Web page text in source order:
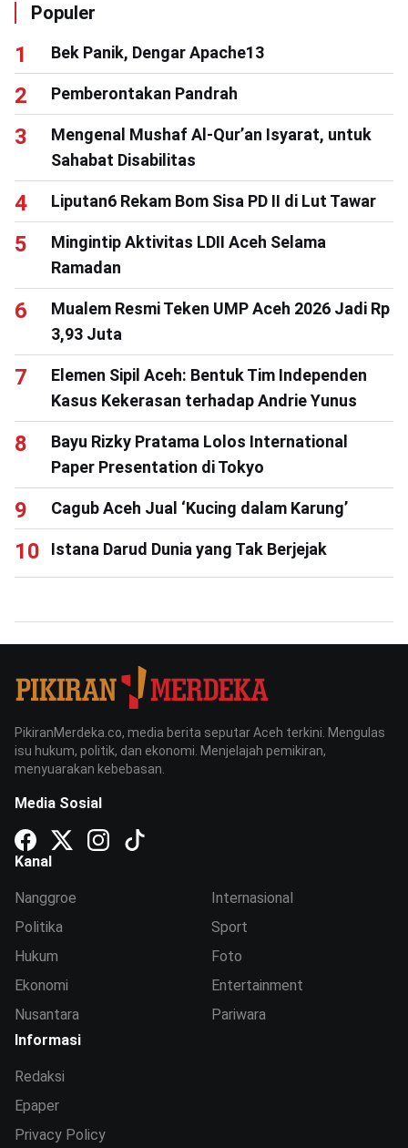
Populer
Bek Panik, Dengar Apache13
Pemberontakan Pandrah
Mengenal Mushaf Al-Qur’an Isyarat, untuk
Sahabat Disabilitas
Liputan6 Rekam Bom Sisa PD II di Lut Tawar
Mingintip Aktivitas LDII Aceh Selama
Ramadan
Mualem Resmi Teken UMP Aceh 2026 Jadi Rp
3,93 Juta
Elemen Sipil Aceh: Bentuk Tim Independen
Kasus Kekerasan terhadap Andrie Yunus
Bayu Rizky Pratama Lolos International
Paper Presentation di Tokyo
Cagub Aceh Jual ‘Kucing dalam Karung’
Istana Darud Dunia yang Tak Berjejak
PikiranMerdeka.co, media berita seputar Aceh terkini. Mengulas
isu hukum, politik, dan ekonomi. Menjelajah pemikiran,
menyuarakan kebebasan.
Media Sosial
Kanal
Nanggroe
Politika
Hukum
Ekonomi
Nusantara
Internasional
Sport
Foto
Entertainment
Pariwara
Informasi
Redaksi
Epaper
Privacy Policy